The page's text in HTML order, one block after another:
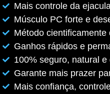
Mais controle da
Músculo PC forte e
Método cientificamente
Ganhos rápidos e
100% seguro, natural e
Garante mais prazer
Mais confiança,